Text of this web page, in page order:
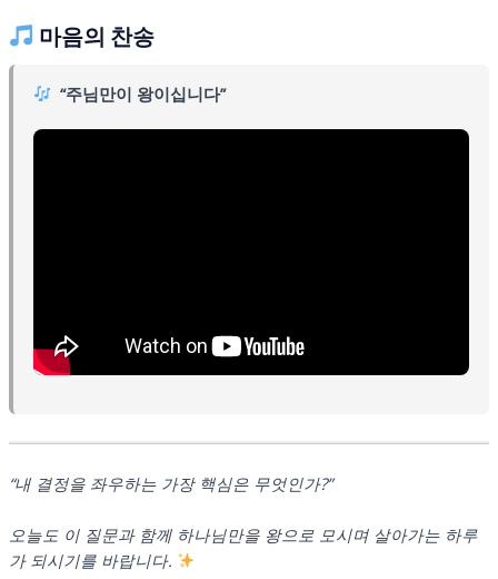
마음의 찬송
“주님만이 왕이십니다”
“내 결정을 좌우하는 가장 핵심은 무엇인가?”
오늘도 이 질문과 함께 하나님만을 왕으로 모시며 살아가는 하루
가 되시기를 바랍니다.